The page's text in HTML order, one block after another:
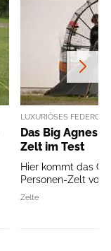
LUXURIÖSES
Das Big Agnes
Zelt im Test
Hier kommt das
Personen-Zelt von
Zelte